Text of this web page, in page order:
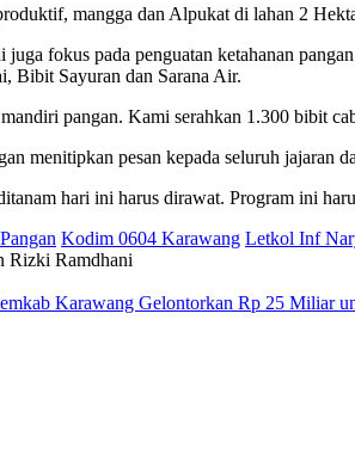
mangga dan Alpukat di lahan 2
juga fokus pada penguatan ketahanan
Bibit Sayuran dan Sarana Air.
pangan. Kami serahkan 1.300 bibit
menitipkan pesan kepada seluruh jajaran
hari ini harus dirawat. Program ini
Kodim 0604 Karawang Letkol Inf
Rizki Ramdhani
Karawang Gelontorkan Rp 25 Miliar